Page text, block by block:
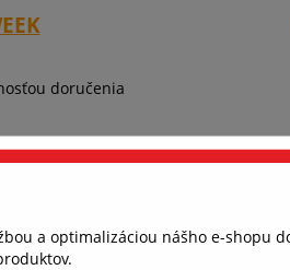
doručenia
a optimalizáciou nášho e-shopu